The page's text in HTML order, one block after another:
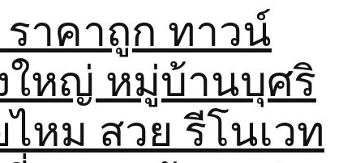
อินโดจีน ได้ตลอดปี ทัวร์เวียดนามสุสานโฮจิมินห์,ทัวร์เวียดนาม-อ่าว
ที่ยวเวียดนามได้ตลอดปี ฮอยอัน –เมืองมรดกโลก ทัวร์เวียดนาม-ชม
เวียดนามทะเลสาบคืนดาบ,ทัวร์เวียดนามวัดหงอกเซิน ,ทัวร์เวียดนาม
วฮาลอง–มรดกโลกทางธรรมชาติ, ทัวร์เวียดนาม-ซาปา-หลังคาอินโด
ก็จทัวร์เวียดนามสุดคุ้มค่า เที่ยวเวียดนามในวันหยุด เช่น ทัวร์วันหยุดปี
นหยุดวันแม่, วันหยุดทัวร์วันปิยะ, วันหยุดทัวร์แรงงาน เที่ยวเวียดนาม
าคาถูก ทาวน์
ใหญ่ หมู่บ้านบุศริ
หม สวย รีโนเวท